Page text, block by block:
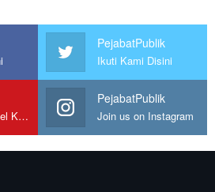
PejabatPublik
Ikuti Kami Disini
Kunjungi Channel Kami
PejabatPublik
Join us on Instagram